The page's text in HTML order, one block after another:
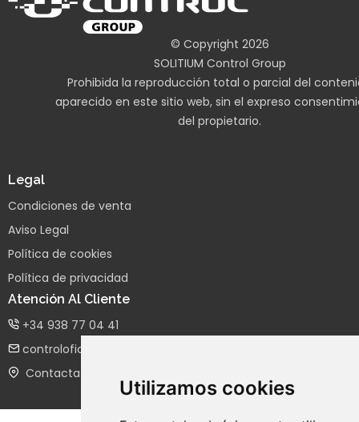
Utilizamos cookies
© Copyright 2026
SOLITIUM Control Group
Prohibida la reproducción total o parcial del
aparecido en este sitio web, sin el expreso
del propietario.
Legal
Condiciones de venta
Aviso Legal
Política de cookies
Política de privacidad
Atención Al Cliente
+34 938 77 04 41
controloficina@controlgroup.es
Contacta con nosotros